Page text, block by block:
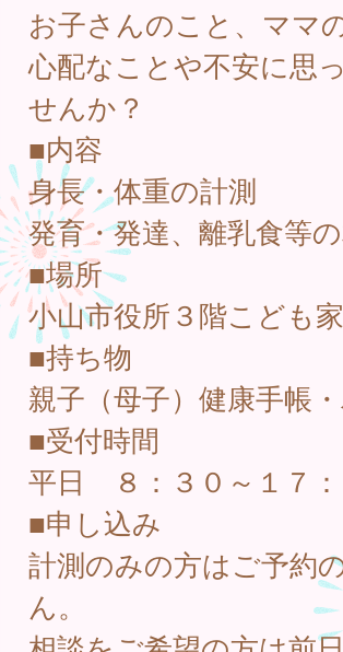
お子さんのこと、ママ
心配なことや不安に思
せんか？
■内容
身長・体重の計測
発育・発達、離乳食等
■場所
小山市役所３階こども
■持ち物
親子（母子）健康手帳
■受付時間
平日 ８：３０～１７：
■申し込み
計測のみの方はご予約
ん。